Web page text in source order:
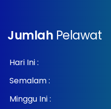
Jumlah Pelawat
Hari Ini :
Semalam :
Minggu Ini :